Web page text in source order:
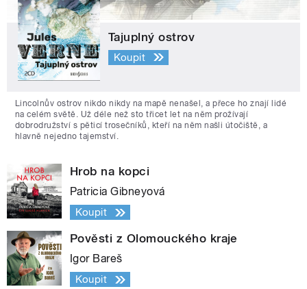
Tajuplný ostrov
Koupit
Lincolnův ostrov nikdo nikdy na mapě nenašel, a přece ho znají lidé
na celém světě. Už déle než sto třicet let na něm prožívají
dobrodružství s pěticí trosečníků, kteří na něm našli útočiště, a
hlavně nejedno tajemství.
Hrob na kopci
Patricia Gibneyová
Koupit
Pověsti z Olomouckého kraje
Igor Bareš
Koupit